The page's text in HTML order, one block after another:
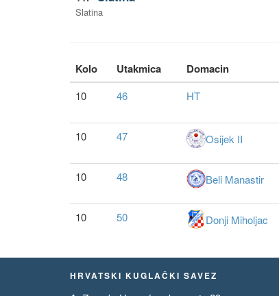
Slatina
Kolo Utakmica Domacin
10 46 HT
10 47 Osijek II
10 48 Beli Manastir
10 50 Donji Miholjac
HRVATSKI KUGLAČKI SAVEZ